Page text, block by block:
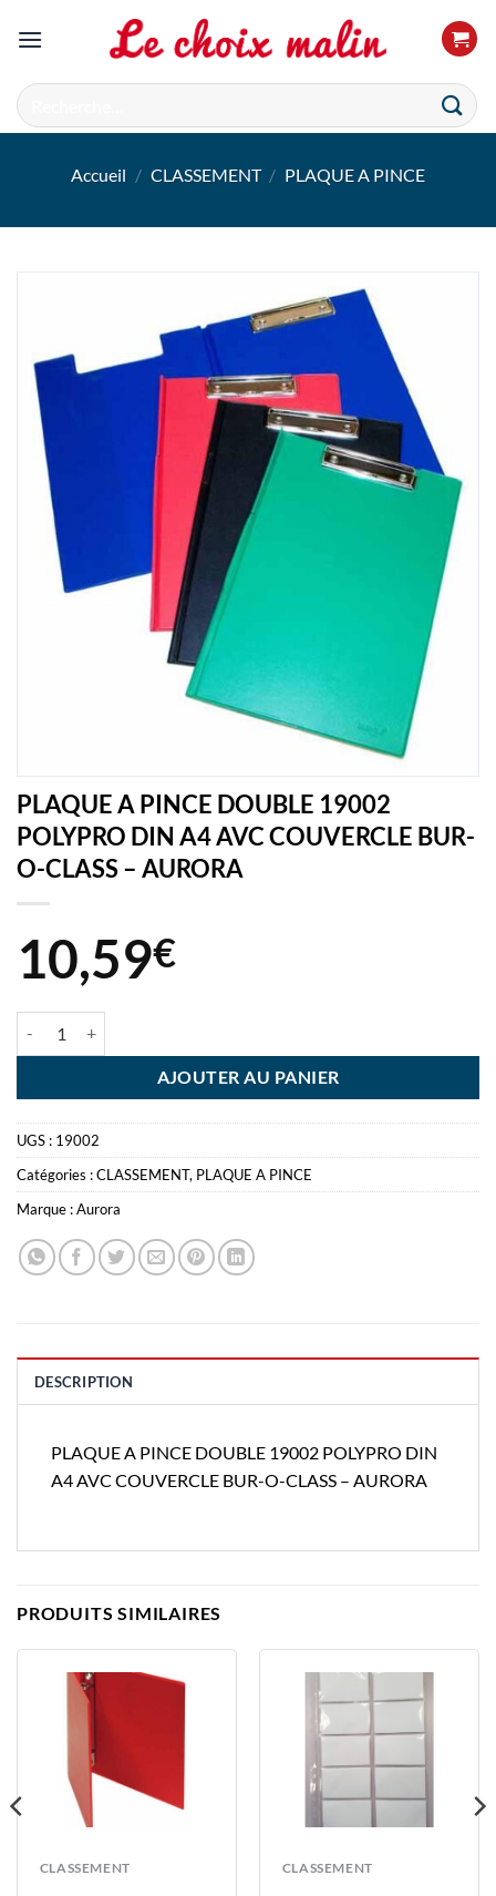
Recherche
pour :
Accueil / CLASSEMENT / PLAQUE A PINCE
PLAQUE A PINCE DOUBLE 19002
POLYPRO DIN A4 AVC COUVERCLE BUR-
O-CLASS – AURORA
10,59€
AJOUTER AU PANIER
UGS : 19002
Catégories :CLASSEMENT, PLAQUE A PINCE
Marque :Aurora
DESCRIPTION
PLAQUE A PINCE DOUBLE 19002 POLYPRO DIN
A4 AVC COUVERCLE BUR-O-CLASS – AURORA
PRODUITS SIMILAIRES
CLASSEMENT CLASSEMENT